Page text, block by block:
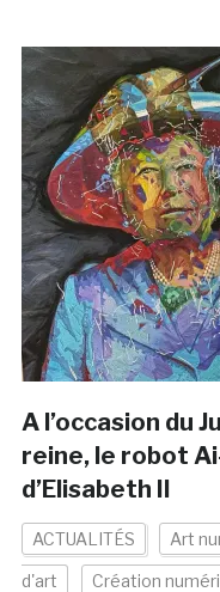
A l’occasion du
reine, le robot
d’Elisabeth II
ACTUALITÉS Art
d'art Création